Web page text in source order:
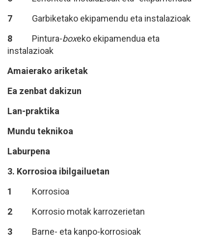
7
Garbiketako ekipamendu eta instalazioak
8
Pintura-boxeko ekipamendua eta
instalazioak
Amaierako ariketak
Ea zenbat dakizun
Lan-praktika
Mundu teknikoa
Laburpena
3. Korrosioa ibilgailuetan
1
Korrosioa
2
Korrosio motak karrozerietan
3
Barne- eta kanpo-korrosioak